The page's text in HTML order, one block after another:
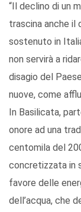
“Il declino di un
trascina anche il
sostenuto in
non servirà a
disagio del
nuove, come
In Basilicata,
onore ad una
centomila del
concretizzata in
favore delle
dell’acqua, che